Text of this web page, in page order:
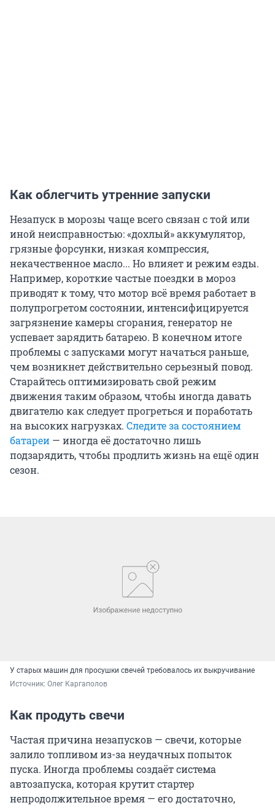
Как облегчить утренние запуски
Незапуск в морозы чаще всего связан с той или
иной неисправностью: «дохлый» аккумулятор,
грязные форсунки, низкая компрессия,
некачественное масло... Но влияет и режим езды.
Например, короткие частые поездки в мороз
приводят к тому, что мотор всё время работает в
полупрогретом состоянии, интенсифицируется
загрязнение камеры сгорания, генератор не
успевает зарядить батарею. В конечном итоге
проблемы с запусками могут начаться раньше,
чем возникнет действительно серьезный повод.
Старайтесь оптимизировать свой режим
движения таким образом, чтобы иногда давать
двигателю как следует прогреться и поработать
на высоких нагрузках. Следите за состоянием
батареи — иногда её достаточно лишь
подзарядить, чтобы продлить жизнь на ещё один
сезон.
У старых машин для просушки свечей требовалось их выкручивание
Источник: Олег Каргаполов
Как продуть свечи
Частая причина незапусков — свечи, которые
залило топливом из-за неудачных попыток
пуска. Иногда проблемы создаёт система
автозапуска, которая крутит стартер
непродолжительное время — его достаточно,